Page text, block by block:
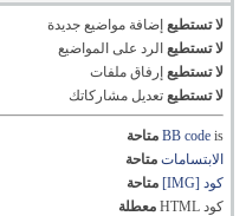
لا تستطيع إضافة مواضيع جديدة
لا تستطيع الرد على المواضيع
لا تستطيع إرفاق ملفات
لا تستطيع تعديل مشاركاتك
BB codeis
متاحة
الابتسامات متاحة
كود [IMG]
متاحة
كود HTML
معطلة